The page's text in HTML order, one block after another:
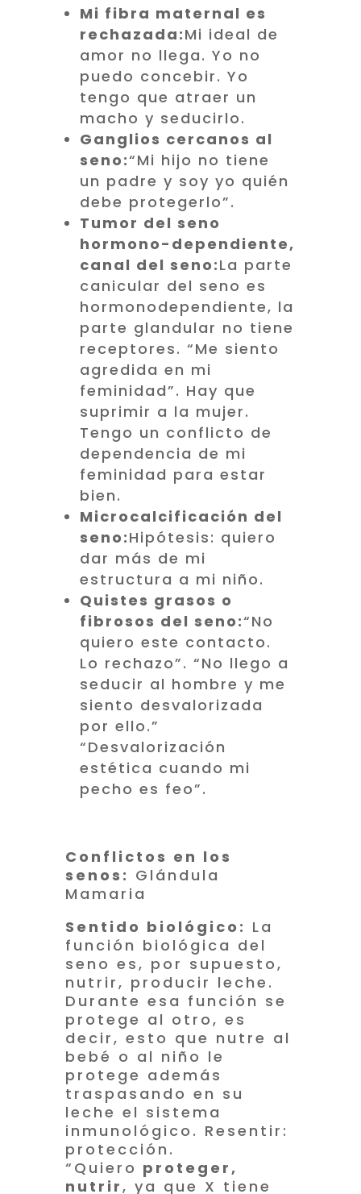
Mi fibra maternal es
rechazada:Mi ideal de
amor no llega. Yo no
puedo concebir. Yo
tengo que atraer un
macho y seducirlo.
Ganglios cercanos al
seno:“Mi hijo no tiene
un padre y soy yo quién
debe protegerlo”.
Tumor del seno
hormono-dependiente,
canal del seno:La parte
canicular del seno es
hormonodependiente, la
parte glandular no tiene
receptores. “Me siento
agredida en mi
feminidad”. Hay que
suprimir a la mujer.
Tengo un conflicto de
dependencia de mi
feminidad para estar
bien.
Microcalcificación del
seno:Hipótesis: quiero
dar más de mi
estructura a mi niño.
Quistes grasos o
fibrosos del seno:“No
quiero este contacto.
Lo rechazo”. “No llego a
seducir al hombre y me
siento desvalorizada
por ello.”
“Desvalorización
estética cuando mi
pecho es feo”.
Conflictos en los
senos: Glándula
Mamaria
Sentido biológico: La
función biológica del
seno es, por supuesto,
nutrir, producir leche.
Durante esa función se
protege al otro, es
decir, esto que nutre al
bebé o al niño le
protege además
traspasando en su
leche el sistema
inmunológico. Resentir:
protección.
“Quiero proteger,
nutrir, ya que X tiene